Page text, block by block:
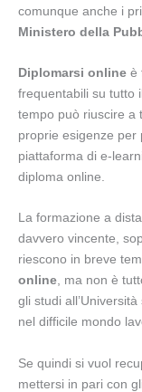
comunque anche i
Ministero della
Diplomarsi online è
frequentabili su tutto
tempo può riuscire a
proprie esigenze per
piattaforma di e-
diploma online.
La formazione a
davvero vincente,
riescono in breve
online, ma non è
gli studi
nel difficile mondo
Se quindi si vuol
mettersi in pari con